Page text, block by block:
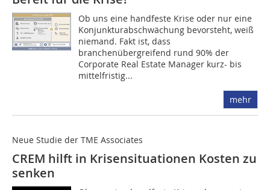
Ob uns eine handfeste Krise oder nur eine
Konjunkturabschwächung bevorsteht, weiß
niemand. Fakt ist, dass
branchenübergreifend rund 90% der
Corporate Real Estate Manager kurz- ­bis
mittelfristig...
mehr
Neue Studie der TME Associates
CREM hilft in Krisensituationen Kosten zu
senken